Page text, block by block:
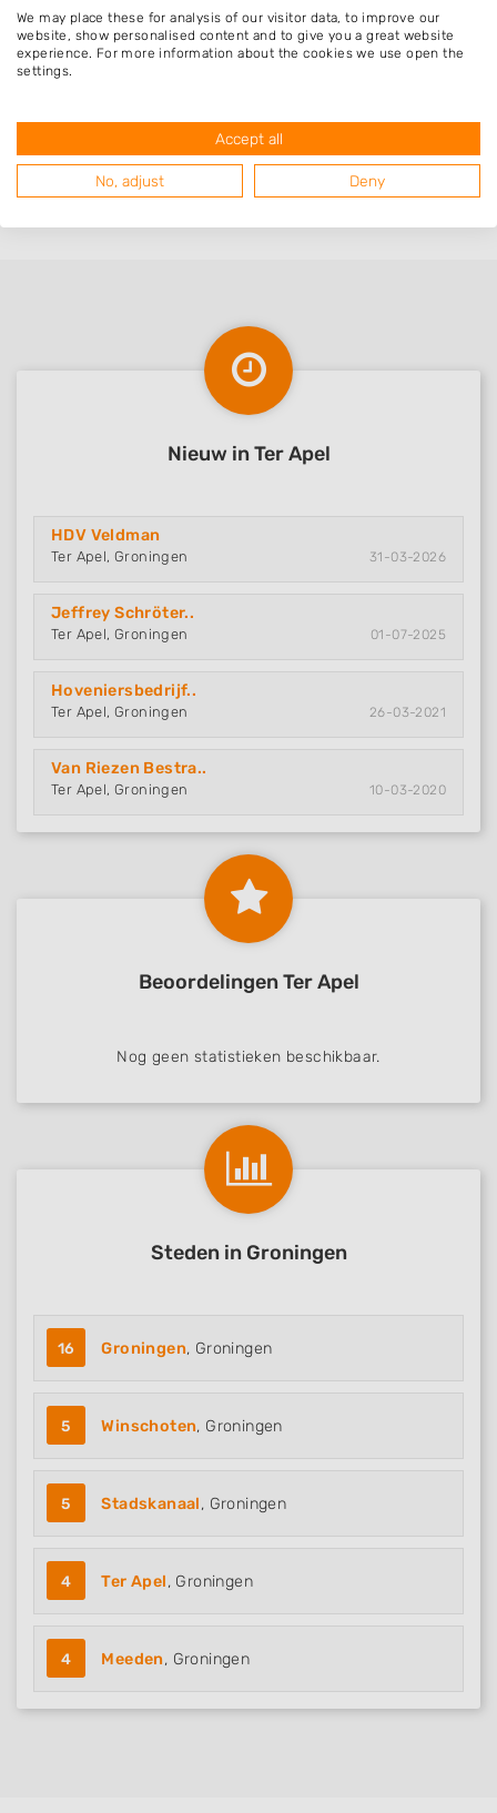
2e Exloërmond
2e Exloermond
Sellingen
1e Exloërmond
Exloërveen
Nieuw in Ter Apel
HDV Veldman
Ter Apel, Groningen 31-03-2026
Jeffrey Schröter..
Ter Apel, Groningen 01-07-2025
Hoveniersbedrijf..
Ter Apel, Groningen 26-03-2021
Van Riezen Bestra..
Ter Apel, Groningen 10-03-2020
Beoordelingen Ter Apel
Nog geen statistieken beschikbaar.
Steden in Groningen
16 Groningen, Groningen
5 Winschoten, Groningen
5 Stadskanaal, Groningen
4 Ter Apel, Groningen
4 Meeden, Groningen
We may place these for analysis of our visitor data, to improve our
website, show personalised content and to give you a great website
experience. For more information about the cookies we use open the
settings.
Accept all
No, adjust Deny